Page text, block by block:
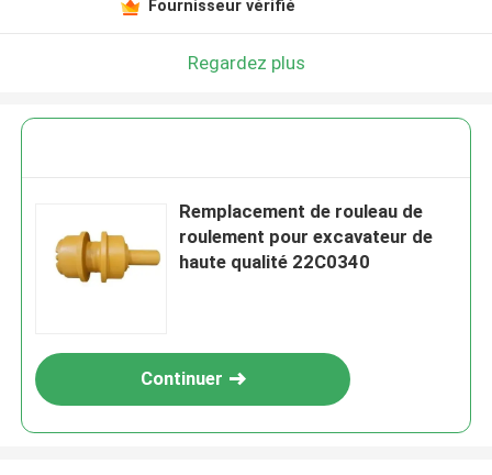
Fournisseur vérifié
Regardez plus
Remplacement de rouleau de
roulement pour excavateur de
haute qualité 22C0340
Continuer